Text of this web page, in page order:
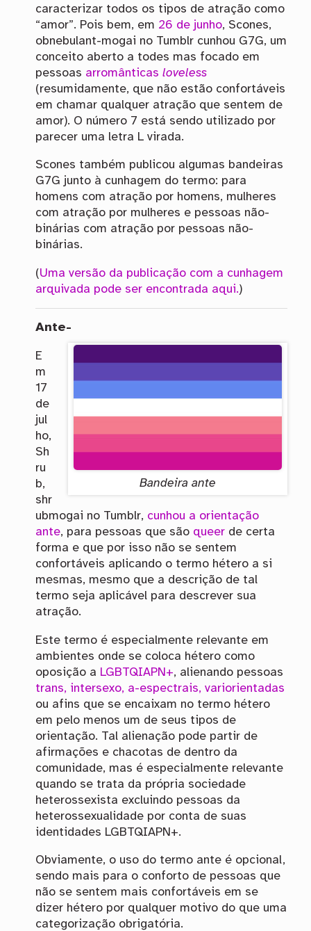
caracterizar todos os tipos de atração como
“amor”. Pois bem, em 26 de junho, Scones,
obnebulant-mogai no Tumblr cunhou G7G, um
conceito aberto a todes mas focado em
pessoas arromânticas loveless
(resumidamente, que não estão confortáveis
em chamar qualquer atração que sentem de
amor). O número 7 está sendo utilizado por
parecer uma letra L virada.
Scones também publicou algumas bandeiras
G7G junto à cunhagem do termo: para
homens com atração por homens, mulheres
com atração por mulheres e pessoas não-
binárias com atração por pessoas não-
binárias.
(Uma versão da publicação com a cunhagem
arquivada pode ser encontrada aqui.)
Ante-
Bandeira ante
E
m
17
de
jul
ho,
Sh
ru
b,
shr
ubmogai no Tumblr, cunhou a orientação
ante, para pessoas que são queerde certa
forma e que por isso não se sentem
confortáveis aplicando o termo hétero a si
mesmas, mesmo que a descrição de tal
termo seja aplicável para descrever sua
atração.
Este termo é especialmente relevante em
ambientes onde se coloca hétero como
oposição a LGBTQIAPN+, alienando pessoas
trans, intersexo, a-espectrais, variorientadas
ou afins que se encaixam no termo hétero
em pelo menos um de seus tipos de
orientação. Tal alienação pode partir de
afirmações e chacotas de dentro da
comunidade, mas é especialmente relevante
quando se trata da própria sociedade
heterossexista excluindo pessoas da
heterossexualidade por conta de suas
identidades LGBTQIAPN+.
Obviamente, o uso do termo ante é opcional,
sendo mais para o conforto de pessoas que
não se sentem mais confortáveis em se
dizer hétero por qualquer motivo do que uma
categorização obrigatória.